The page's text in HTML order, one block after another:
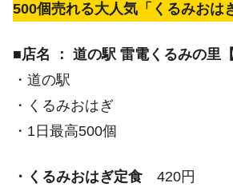
500個売れる大人気「くるみおは
■店名 ： 道の駅 雷電くるみの里【
・道の駅
・くるみおはぎ
・1日最高500個
・くるみおはぎ定食 420円